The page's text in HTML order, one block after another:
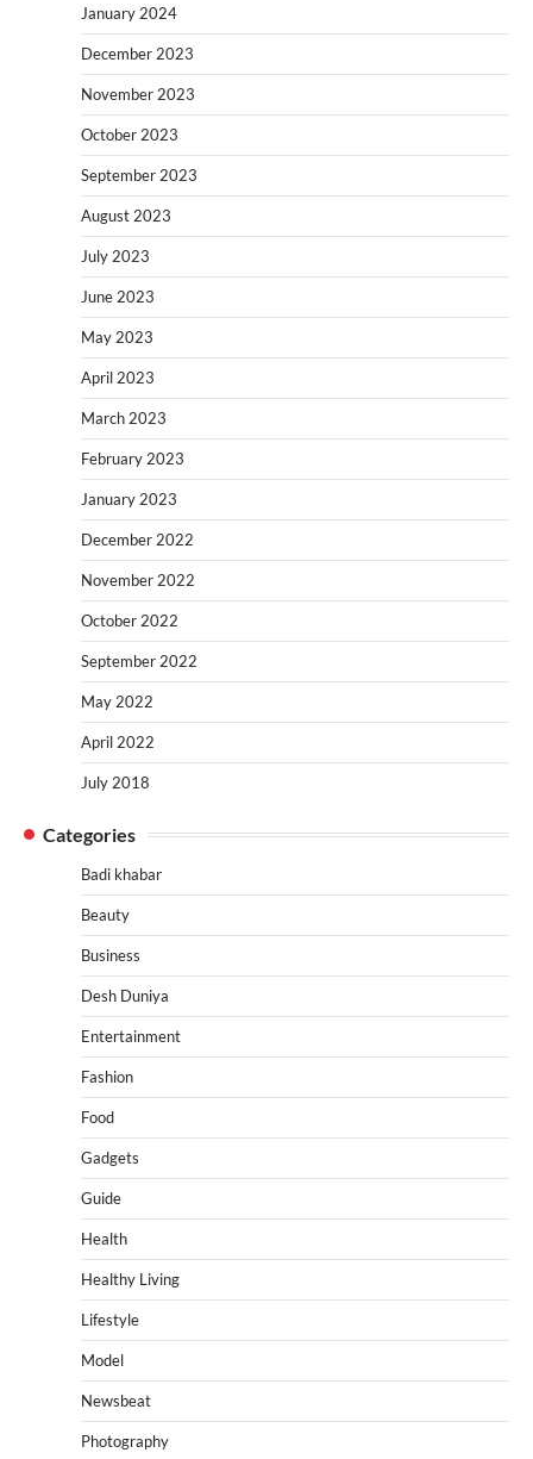
January 2024
December 2023
November 2023
October 2023
September 2023
August 2023
July 2023
June 2023
May 2023
April 2023
March 2023
February 2023
January 2023
December 2022
November 2022
October 2022
September 2022
May 2022
April 2022
July 2018
Categories
Badi khabar
Beauty
Business
Desh Duniya
Entertainment
Fashion
Food
Gadgets
Guide
Health
Healthy Living
Lifestyle
Model
Newsbeat
Photography